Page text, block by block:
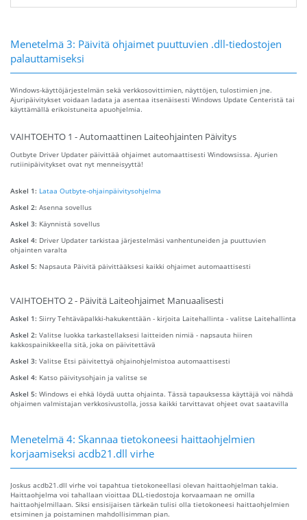
Menetelmä 3: Päivitä ohjaimet puuttuvien .dll-tiedostojen
palauttamiseksi
Windows-käyttöjärjestelmän sekä verkkosovittimien, näyttöjen, tulostimien jne.
Ajuripäivitykset voidaan ladata ja asentaa itsenäisesti Windows Update Centeristä tai
käyttämällä erikoistuneita apuohjelmia.
VAIHTOEHTO 1 - Automaattinen Laiteohjainten Päivitys
Outbyte Driver Updater päivittää ohjaimet automaattisesti Windowsissa. Ajurien
rutiinipäivitykset ovat nyt menneisyyttä!
Askel 1: Lataa Outbyte-ohjainpäivitysohjelma
Askel 2: Asenna sovellus
Askel 3: Käynnistä sovellus
Askel 4: Driver Updater tarkistaa järjestelmäsi vanhentuneiden ja puuttuvien
ohjainten varalta
Askel 5: Napsauta Päivitä päivittääksesi kaikki ohjaimet automaattisesti
VAIHTOEHTO 2 - Päivitä Laiteohjaimet Manuaalisesti
Askel 1: Siirry Tehtäväpalkki-hakukenttään - kirjoita Laitehallinta - valitse Laitehallinta
Askel 2: Valitse luokka tarkastellaksesi laitteiden nimiä - napsauta hiiren
kakkospainikkeella sitä, joka on päivitettävä
Askel 3: Valitse Etsi päivitettyä ohjainohjelmistoa automaattisesti
Askel 4: Katso päivitysohjain ja valitse se
Askel 5: Windows ei ehkä löydä uutta ohjainta. Tässä tapauksessa käyttäjä voi nähdä
ohjaimen valmistajan verkkosivustolla, jossa kaikki tarvittavat ohjeet ovat saatavilla
Menetelmä 4: Skannaa tietokoneesi haittaohjelmien
korjaamiseksi acdb21.dll virhe
Joskus acdb21.dll virhe voi tapahtua tietokoneellasi olevan haittaohjelman takia.
Haittaohjelma voi tahallaan vioittaa DLL-tiedostoja korvaamaan ne omilla
haittaohjelmillaan. Siksi ensisijaisen tärkeän tulisi olla tietokoneesi haittaohjelmien
etsiminen ja poistaminen mahdollisimman pian.